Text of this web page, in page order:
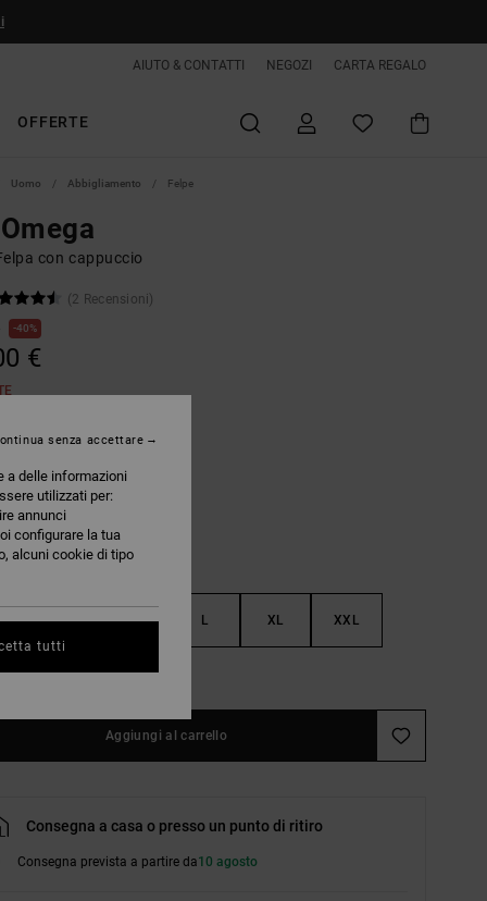
AIUTO & CONTATTI NEGOZI CARTA REGALO
OFFERTE
Uomo Abbigliamento Felpe
con cappuccio
(2 Recensioni)
40%
€
S M L XL XXL
la guida alle taglie
Aggiungi al carrello
Consegna a casa o presso un punto di ritiro
Consegna prevista a partire da10 agosto
a delle informazioni
utilizzati per:
annunci
configurare la tua
alcuni cookie di tipo
senza accettare
tutti